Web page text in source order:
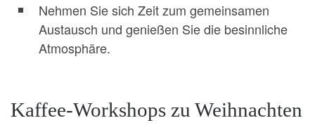
Nehmen Sie sich Zeit zum gemeinsamen
Austausch und genießen Sie die besinnliche
Atmosphäre.
Kaffee-Workshops zu Weihnachten